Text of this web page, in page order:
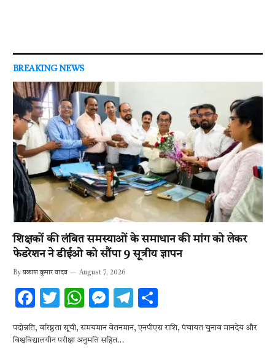
BREAKING NEWS
शिक्षकों की लंबित समस्याओं के समाधान की मांग को लेकर
फेडरेशन ने डीईओ को सौंपा 9 सूत्रीय ज्ञापन
By प्रकाश कुमार यादव August 7, 2026
F
e
T
it
W
at
M
se
T
e
ar
पदोन्नति, वरिष्ठता सूची, समयमान वेतनमान, एनपीएस राशि, पंचायत चुनाव मानदेय और
विश्वविद्यालयीन परीक्षा अनुमति सहित…